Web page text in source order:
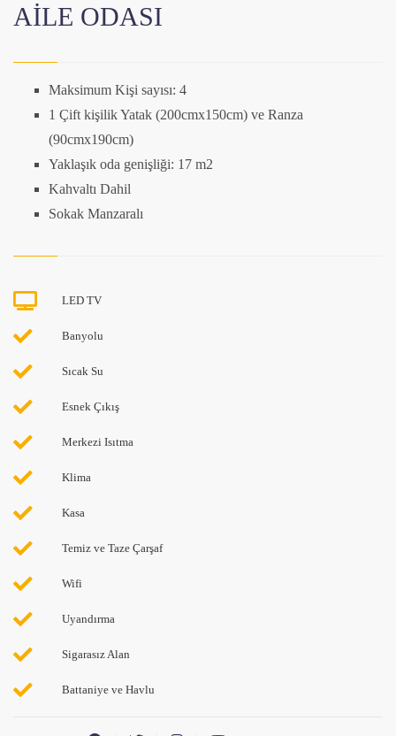
AILE ODASI
Maksimum Kişi sayısı: 4
1 Çift kişilik Yatak (200cmx150cm) ve Ranza
(90cmx190cm)
Yaklaşık oda genişliği: 17 m2
Kahvaltı Dahil
Sokak Manzaralı
LED TV
Banyolu
Sıcak Su
Esnek Çıkış
Merkezi Isıtma
Klima
Kasa
Temiz ve Taze Çarşaf
Wifi
Uyandırma
Sigarasız Alan
Battaniye ve Havlu